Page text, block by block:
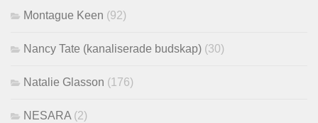
Montague Keen (92)
Nancy Tate (kanaliserade budskap) (30)
Natalie Glasson (176)
NESARA (2)